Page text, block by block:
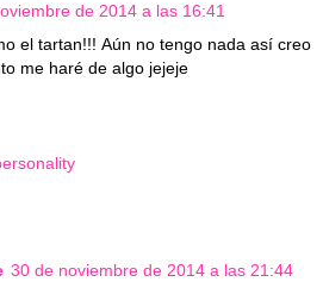
de 2014 a las 16:41
el tartan!!! Aún no tengo nada así creo
me haré de algo jejeje
30 de noviembre de 2014 a las 21:44